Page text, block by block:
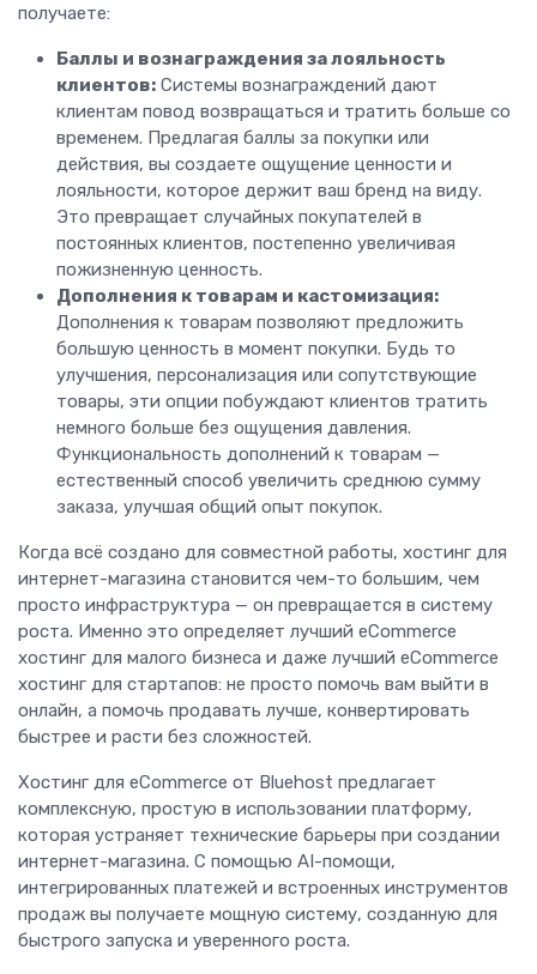
получаете:
Баллы и вознаграждения за лояльность
клиентов: Системы вознаграждений дают
клиентам повод возвращаться и тратить больше со
временем. Предлагая баллы за покупки или
действия, вы создаете ощущение ценности и
лояльности, которое держит ваш бренд на виду.
Это превращает случайных покупателей в
постоянных клиентов, постепенно увеличивая
пожизненную ценность.
Дополнения к товарам и кастомизация:
Дополнения к товарам позволяют предложить
большую ценность в момент покупки. Будь то
улучшения, персонализация или сопутствующие
товары, эти опции побуждают клиентов тратить
немного больше без ощущения давления.
Функциональность дополнений к товарам —
естественный способ увеличить среднюю сумму
заказа, улучшая общий опыт покупок.
Когда всё создано для совместной работы, хостинг для
интернет-магазина становится чем-то большим, чем
просто инфраструктура — он превращается в систему
роста. Именно это определяет лучший eCommerce
хостинг для малого бизнеса и даже лучший eCommerce
хостинг для стартапов: не просто помочь вам выйти в
онлайн, а помочь продавать лучше, конвертировать
быстрее и расти без сложностей.
Хостинг для eCommerce от Bluehost предлагает
комплексную, простую в использовании платформу,
которая устраняет технические барьеры при создании
интернет-магазина. С помощью AI-помощи,
интегрированных платежей и встроенных инструментов
продаж вы получаете мощную систему, созданную для
быстрого запуска и уверенного роста.